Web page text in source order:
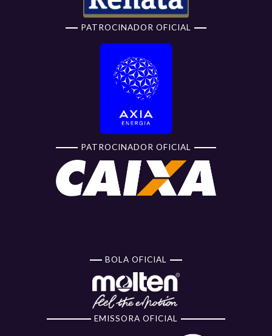
PATROCINADOR OFICIAL
PATROCINADOR OFICIAL
BOLA OFICIAL
EMISSORA OFICIAL